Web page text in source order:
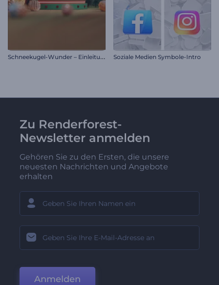
S
chneekugel-Wunder – Einleitung Soziale Medien Symbole-Intro
Zu Renderforest-
Newsletter anmelden
Gehören Sie zu den Ersten, die unsere
neuesten Nachrichten und Angebote
erhalten
Anmelden